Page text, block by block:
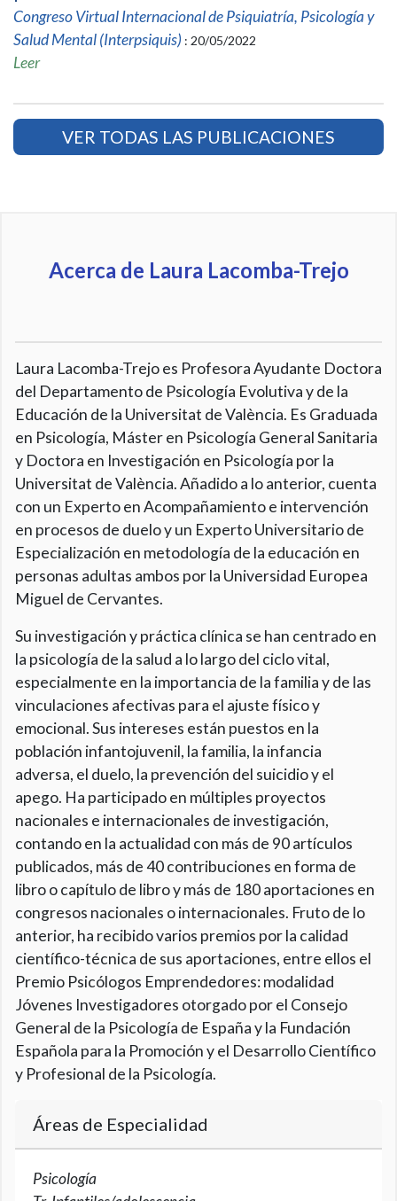
Congreso Virtual Internacional de Psiquiatría, Psicología y
Salud Mental (Interpsiquis) : 20/05/2022
Leer
VER TODAS LAS PUBLICACIONES
Acerca de Laura Lacomba-Trejo
Laura Lacomba-Trejo es Profesora Ayudante Doctora
del Departamento de Psicología Evolutiva y de la
Educación de la Universitat de València. Es Graduada
en Psicología, Máster en Psicología General Sanitaria
y Doctora en Investigación en Psicología por la
Universitat de València. Añadido a lo anterior, cuenta
con un Experto en Acompañamiento e intervención
en procesos de duelo y un Experto Universitario de
Especialización en metodología de la educación en
personas adultas ambos por la Universidad Europea
Miguel de Cervantes.
Su investigación y práctica clínica se han centrado en
la psicología de la salud a lo largo del ciclo vital,
especialmente en la importancia de la familia y de las
vinculaciones afectivas para el ajuste físico y
emocional. Sus intereses están puestos en la
población infantojuvenil, la familia, la infancia
adversa, el duelo, la prevención del suicidio y el
apego. Ha participado en múltiples proyectos
nacionales e internacionales de investigación,
contando en la actualidad con más de 90 artículos
publicados, más de 40 contribuciones en forma de
libro o capítulo de libro y más de 180 aportaciones en
congresos nacionales o internacionales. Fruto de lo
anterior, ha recibido varios premios por la calidad
científico-técnica de sus aportaciones, entre ellos el
Premio Psicólogos Emprendedores: modalidad
Jóvenes Investigadores otorgado por el Consejo
General de la Psicología de España y la Fundación
Española para la Promoción y el Desarrollo Científico
y Profesional de la Psicología.
Áreas de Especialidad
Psicología